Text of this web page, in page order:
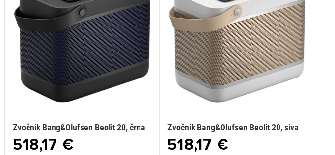
Zvočnik Bang&Olufsen Beolit 20, črna
518,17 €
Zvočnik Bang&Olufsen Beolit 20, siva
518,17 €